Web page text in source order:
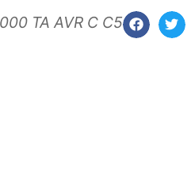
TA AVR C C5